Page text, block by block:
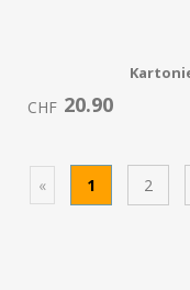
CHF 20.90
« 1 2